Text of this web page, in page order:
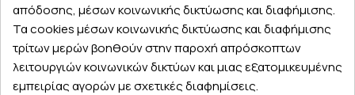
Εξυπηρέτηση πελατών
απόδοσης, μέσων κοινωνικής δικτύωσης και διαφήμισης.
Τα cookies μέσων κοινωνικής δικτύωσης και διαφήμισης
τρίτων μερών βοηθούν στην παροχή απρόσκοπτων
λειτουργιών κοινωνικών δικτύων και μιας εξατομικευμένης
εμπειρίας αγορών με σχετικές διαφημίσεις.